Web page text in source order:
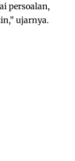
persoalan,
ujarnya.